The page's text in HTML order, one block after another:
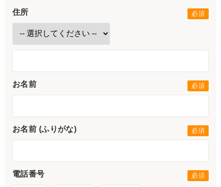
住所
お名前
お名前 (ふりがな)
電話番号